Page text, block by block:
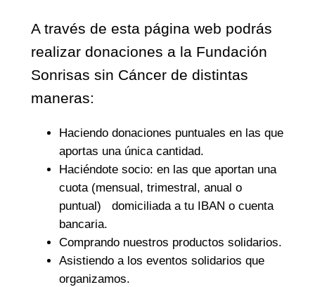
A través de esta página web podrás
realizar donaciones a la Fundación
Sonrisas sin Cáncer de distintas
maneras:
Haciendo donaciones puntuales en las que
aportas una única cantidad.
Haciéndote socio: en las que aportan una
cuota (mensual, trimestral, anual o
puntual) domiciliada a tu IBAN o cuenta
bancaria.
Comprando nuestros productos solidarios.
Asistiendo a los eventos solidarios que
organizamos.